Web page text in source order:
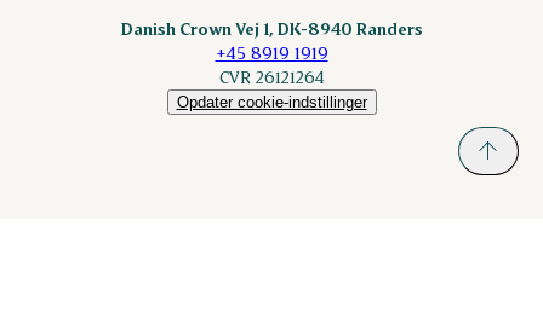
Danish Crown Vej 1, DK-8940 Randers
+45 8919 1919
CVR 26121264
Opdater cookie-indstillinger